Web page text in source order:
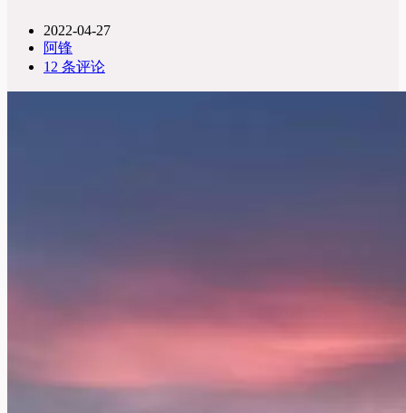
2022-04-27
阿锋
12 条评论